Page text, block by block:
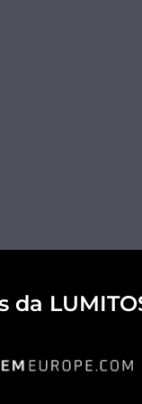
da